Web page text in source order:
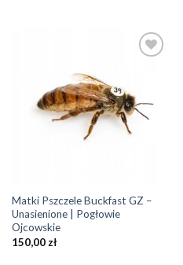
Add to
Wishlist
Matki Pszczele Buckfast GZ –
Unasienione | Pogłowie
Ojcowskie
150,00 zł